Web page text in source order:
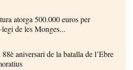
atorga 500.000 euros per
de les Monges...
aniversari de la batalla de l’Ebre